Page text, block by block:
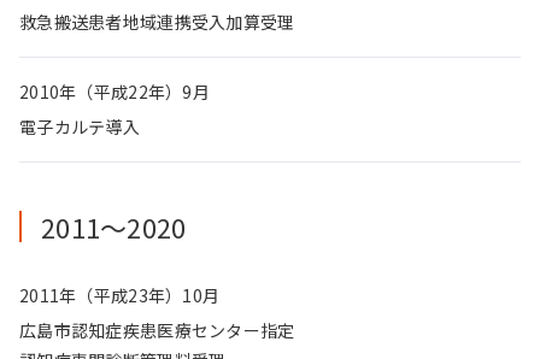
救急搬送患者地域連携受入加算受理
2010年（平成22年）9月
電子カルテ導入
2011〜2020
2011年（平成23年）10月
広島市認知症疾患医療センター指定